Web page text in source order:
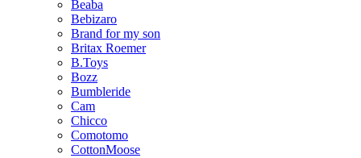
Beaba
Bebizaro
Brand for my son
Britax Roemer
B.Toys
Bozz
Bumbleride
Cam
Chicco
Comotomo
CottonMoose